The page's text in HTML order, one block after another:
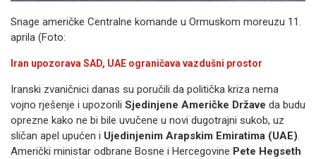
Snage američke Centralne komande u Ormuskom moreuzu 11.
aprila (Foto:
Iran upozorava SAD, UAE ograničava vazdušni prostor
Iranski zvaničnici danas su poručili da politička kriza nema
vojno rješenje i upozorili Sjedinjene Američke Države da budu
oprezne kako ne bi bile uvučene u novi dugotrajni sukob, uz
sličan apel upućen i Ujedinjenim Arapskim Emiratima (UAE).
Američki ministar odbrane Bosne i Hercegovine Pete Hegseth